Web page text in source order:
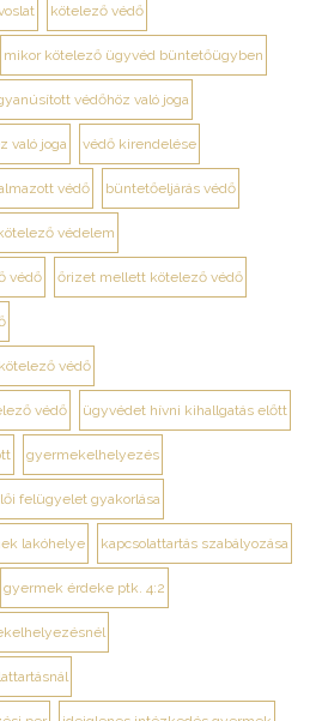
kötelező védő
mikor kötelező ügyvéd büntetőügyben
védőhöz való joga
való joga védő kirendelése
védő büntetőeljárás védő
védelem
védő őrizet mellett kötelező védő
védő
védő ügyvédet hívni kihallgatás előtt
gyermekelhelyezés
felügyelet gyakorlása
lakóhelye kapcsolattartás szabályozása
gyermek érdeke ptk. 4:2